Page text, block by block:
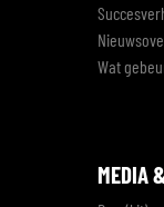
Wat
MEDIA